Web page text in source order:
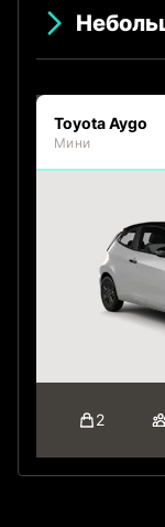
Toyota Aygo
Мини
2